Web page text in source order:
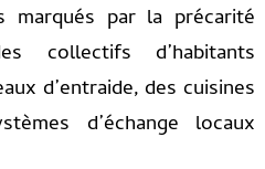
marqués par la précarité
collectifs d’habitants
d’entraide, des cuisines
d’échange locaux